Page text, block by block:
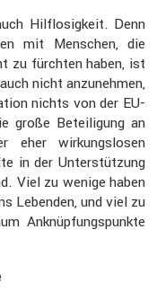
Hilflo­sig­keit. Denn
mit Menschen, die
zu fürchten haben, ist
nicht anzunehmen,
nichts von der EU-
große Betei­li­gung an
eher wirkungs­losen
in der Unter­stüt­zung
Viel zu wenige haben
Lebenden, und viel zu
Anknüp­fungs­punkte